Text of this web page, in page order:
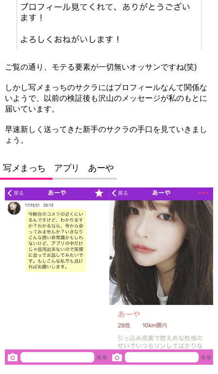
ご覧の通り、モテる要素が一切無いオッサンですね(笑)
しかし写メまっちのサクラにはプロフィールなんて関係な
いようで、以前の検証後も沢山のメッセージが私のもとに
届いています。
早速新しく送ってきた新手のサクラの手口を見ていきまし
ょう。
写メまっち アプリ あーや